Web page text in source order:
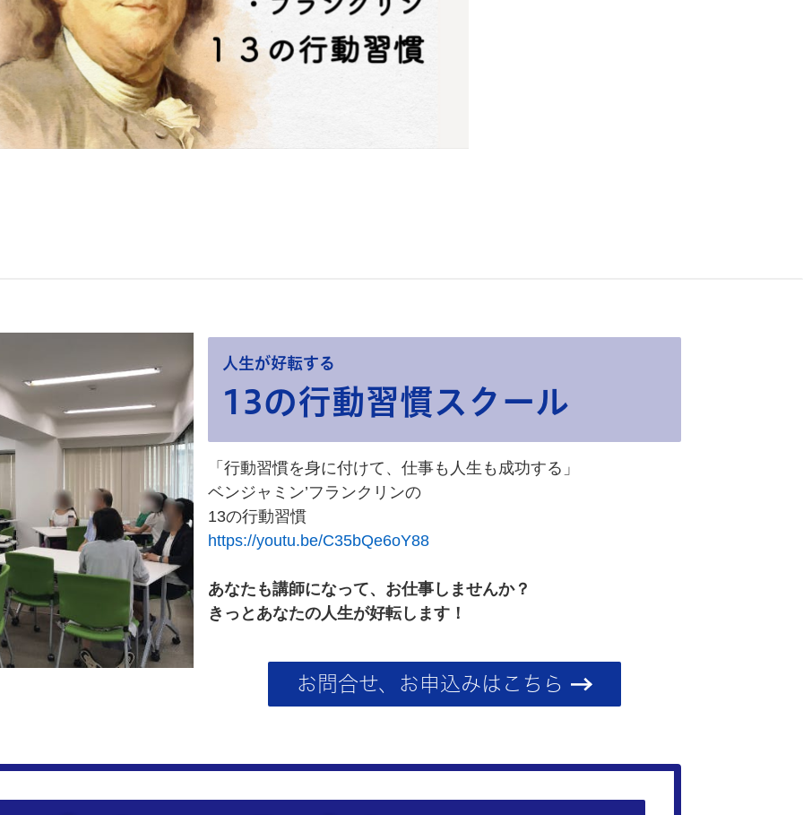
人生が好転する
13の行動習慣スクール
「行動習慣を身に付けて、仕事も人生も成功する」
ベンジャミン’フランクリンの
13の行動習慣
https://youtu.be/C35bQe6oY88
あなたも講師になって、お仕事しませんか？
きっとあなたの人生が好転します！
お問合せ、お申込みはこちら